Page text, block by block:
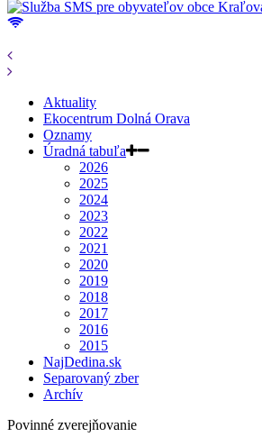
Aktuality
Ekocentrum Dolná Orava
Oznamy
Úradná tabuľa
2026
2025
2024
2023
2022
2021
2020
2019
2018
2017
2016
2015
NajDedina.sk
Separovaný zber
Archív
Povinné zverejňovanie